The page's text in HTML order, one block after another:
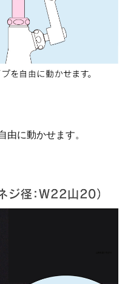
由に動かせます。